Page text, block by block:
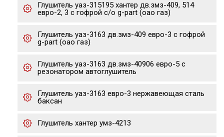
Глушитель уаз-315195 хантер дв.змз-409, 514
евро-2, 3 с гофрой с/о g-part (оао газ)
Глушитель уаз-3163 дв.змз-409 евро-3 с гофрой
g-part (оао газ)
Глушитель уаз-3163 дв.змз-40906 евро-5 с
резонатором автоглушитель
Глушитель уаз-3163 евро-3 нержавеющая сталь
баксан
Глушитель хантер умз-4213